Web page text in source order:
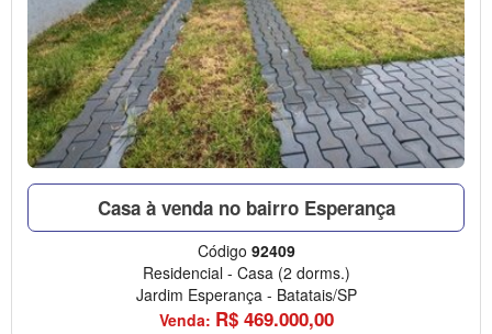
Casa à venda no bairro Esperança
Código 92409
Residencial - Casa (2 dorms.)
Jardim Esperança - Batatais/SP
Venda: R$ 469.000,00